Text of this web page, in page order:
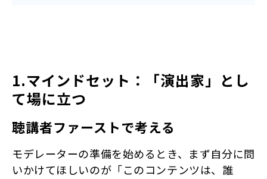
1.マインドセット：「演出家」とし
て場に立つ
聴講者ファーストで考える
モデレーターの準備を始めるとき、まず自分に問
いかけてほしいのが「このコンテンツは、誰